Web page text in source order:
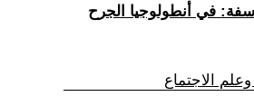
في أنطولوجيا الجرح
الاجتماع